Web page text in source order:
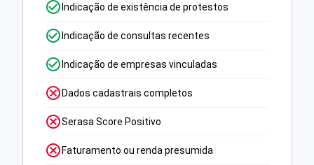
Indicação de existência de protestos
Indicação de consultas recentes
Indicação de empresas vinculadas
Dados cadastrais completos
Serasa Score Positivo
Faturamento ou renda presumida